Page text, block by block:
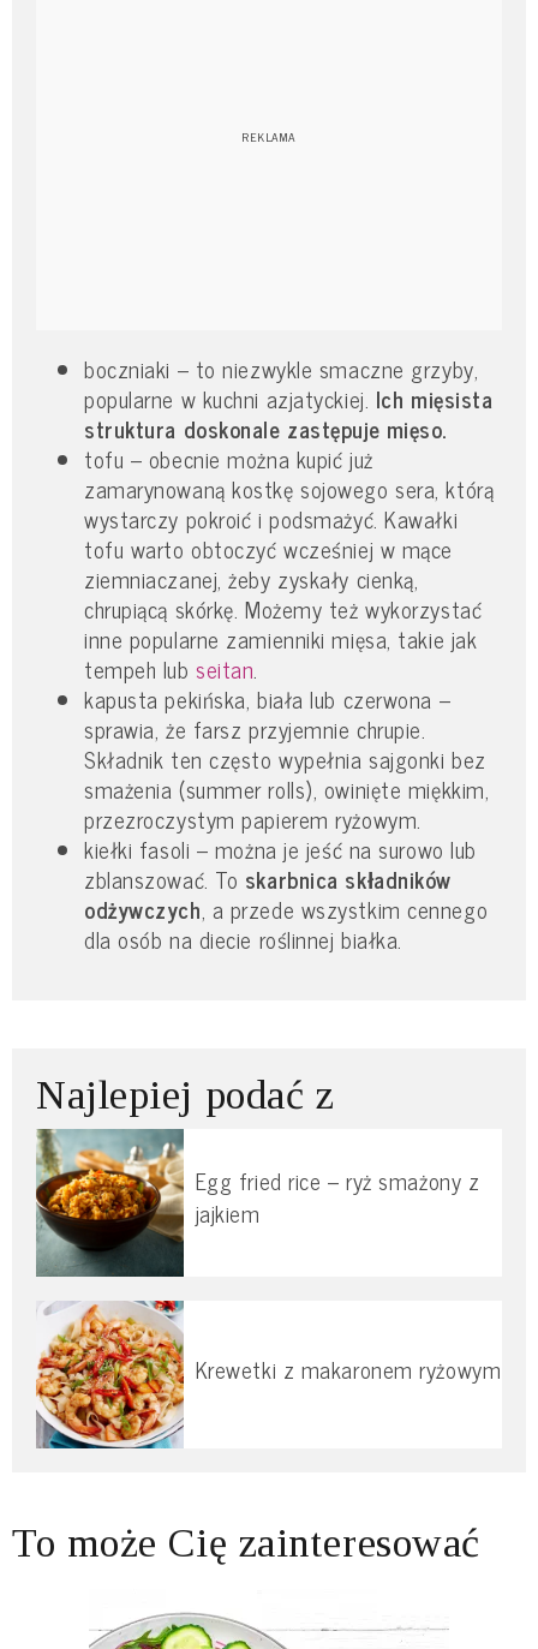
boczniaki – to niezwykle smaczne grzyby,
popularne w kuchni azjatyckiej. Ich mięsista
struktura doskonale zastępuje mięso.
tofu – obecnie można kupić już
zamarynowaną kostkę sojowego sera, którą
wystarczy pokroić i podsmażyć. Kawałki
tofu warto obtoczyć wcześniej w mące
ziemniaczanej, żeby zyskały cienką,
chrupiącą skórkę. Możemy też wykorzystać
inne popularne zamienniki mięsa, takie jak
tempeh lubseitan.
kapusta pekińska, biała lub czerwona –
sprawia, że farsz przyjemnie chrupie.
Składnik ten często wypełnia sajgonki bez
smażenia (summer rolls), owinięte miękkim,
przezroczystym papierem ryżowym.
kiełki fasoli – można je jeść na surowo lub
zblanszować. To skarbnica składników
odżywczych, a przede wszystkim cennego
dla osób na diecie roślinnej białka.
Najlepiej podać z
Egg fried rice – ryż smażony z
jajkiem
Krewetki z makaronem ryżowym
To może Cię zainteresować